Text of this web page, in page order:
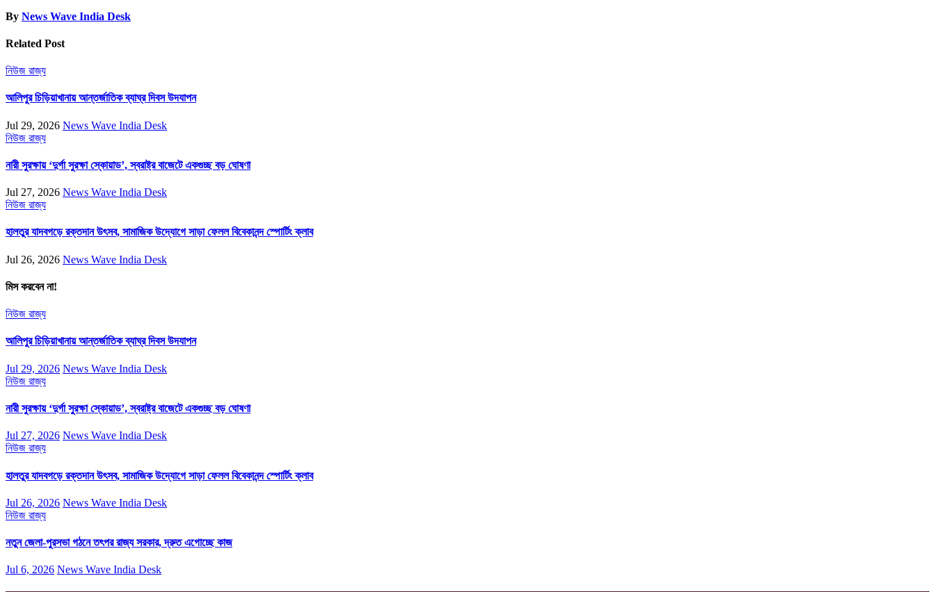
By News Wave India Desk
Related Post
নিউজ রাজ্য
আলিপুর চিড়িয়াখানায় আন্তর্জাতিক ব্যাঘ্র দিবস উদযাপন
Jul 29, 2026 News Wave India Desk
নিউজ রাজ্য
নারী সুরক্ষায় ‘দুর্গা সুরক্ষা স্কোয়াড’, স্বরাষ্ট্র বাজেটে একগুচ্ছ বড় ঘোষণা
Jul 27, 2026 News Wave India Desk
নিউজ রাজ্য
হালতুর যাদবগড়ে রক্তদান উৎসব, সামাজিক উদ্যোগে সাড়া ফেলল বিবেকানন্দ স্পোর্টিং ক্লাব
Jul 26, 2026 News Wave India Desk
মিস করবেন না!
নিউজ রাজ্য
আলিপুর চিড়িয়াখানায় আন্তর্জাতিক ব্যাঘ্র দিবস উদযাপন
Jul 29, 2026 News Wave India Desk
নিউজ রাজ্য
নারী সুরক্ষায় ‘দুর্গা সুরক্ষা স্কোয়াড’, স্বরাষ্ট্র বাজেটে একগুচ্ছ বড় ঘোষণা
Jul 27, 2026 News Wave India Desk
নিউজ রাজ্য
হালতুর যাদবগড়ে রক্তদান উৎসব, সামাজিক উদ্যোগে সাড়া ফেলল বিবেকানন্দ স্পোর্টিং ক্লাব
Jul 26, 2026 News Wave India Desk
নিউজ রাজ্য
নতুন জেলা-পুরসভা গঠনে তৎপর রাজ্য সরকার, দ্রুত এগোচ্ছে কাজ
Jul 6, 2026 News Wave India Desk